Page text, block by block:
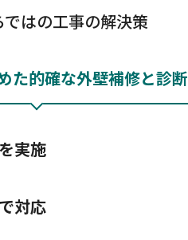
はの工事の解決策
た的確な外壁補修と診断
実施
対応